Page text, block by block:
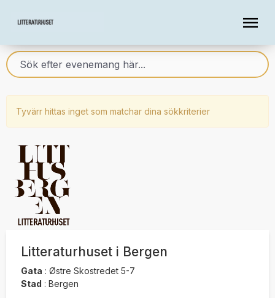
Tyvärr hittas inget som matchar dina sökkriterier
Litteraturhuset i Bergen
Gata : Østre Skostredet 5-7
Stad : Bergen